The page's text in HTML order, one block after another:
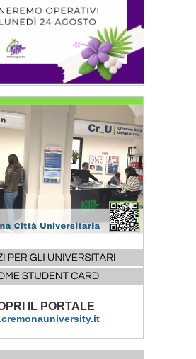
IL PORTALE